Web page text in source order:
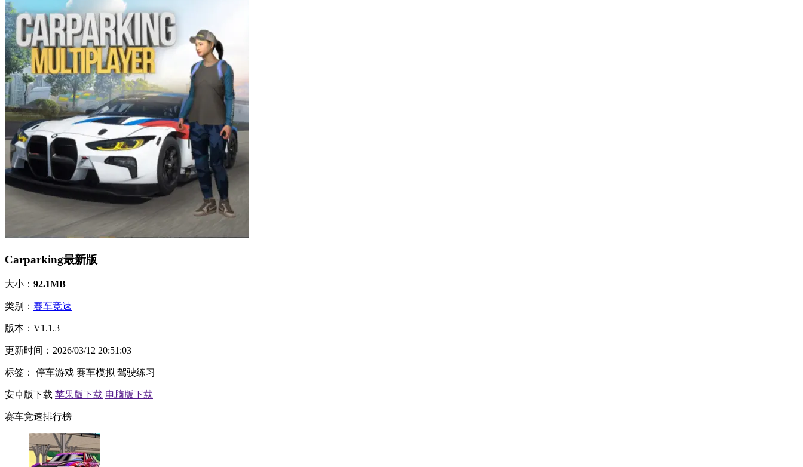
Carparking最新版
大小： 92.1MB
类别： 赛车竞速
版本： V1.1.3
更新时间： 2026/03/12 20:51:03
标签： 停车游戏 赛车模拟 驾驶练习
安卓版下载 苹果版下载 电脑版下载
赛车竞速排行榜